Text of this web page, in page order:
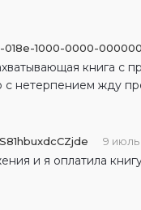
018e-1000-0000-
книга с
с нетерпением жду
9 июль
и я оплатила